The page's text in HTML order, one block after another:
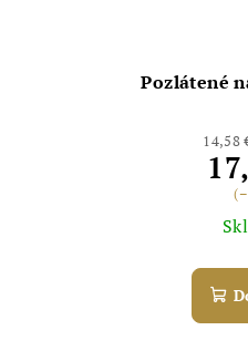
Pozlátené
14,58